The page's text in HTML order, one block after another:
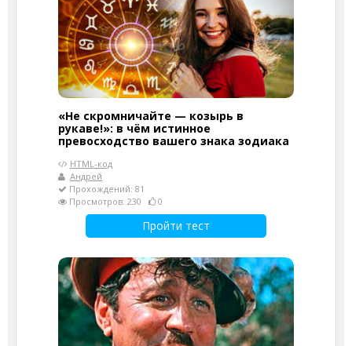
«Не скромничайте — козырь в
рукаве!»: в чём истинное
превосходство вашего знака зодиака
HTML-код
Андрей
Прохождений: 81
Просмотров: 230
0
Пройти тест